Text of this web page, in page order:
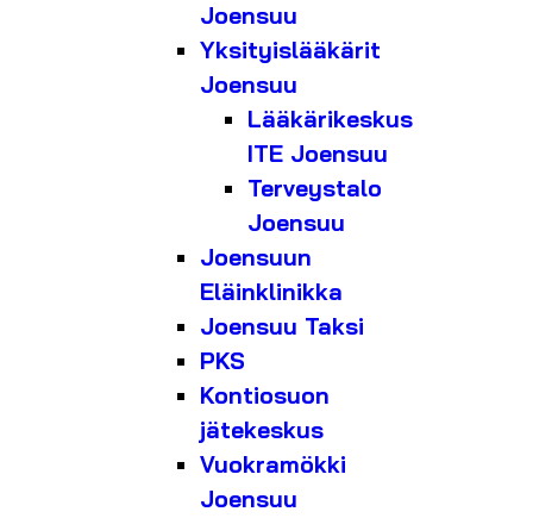
Joensuu
Yksityislääkärit
Joensuu
Lääkärikeskus
ITE Joensuu
Terveystalo
Joensuu
Joensuun
Eläinklinikka
Joensuu Taksi
PKS
Kontiosuon
jätekeskus
Vuokramökki
Joensuu